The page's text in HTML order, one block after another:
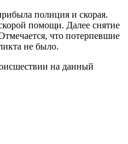
полиция и скорая.
помощи. Далее снятие
что потерпевшие
не было.
на данный